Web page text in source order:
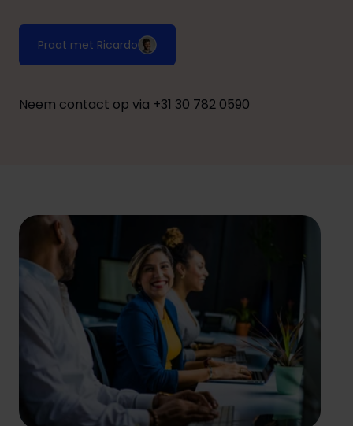
Praat met Ricardo
Neem contact op via +31 30 782 0590